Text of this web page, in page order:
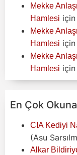
Mekke
Hamlesi için
Mekke
Hamlesi için
Mekke
Hamlesi için
En Çok
CIA Kediyi
(Asu
Alkar